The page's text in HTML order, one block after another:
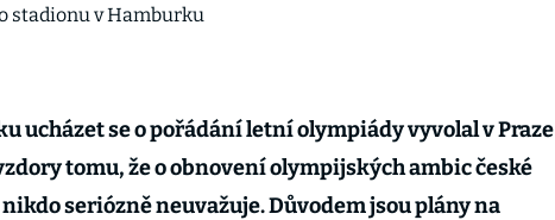
ucházet se o pořádání letní olympiády vyvolal v Praze
tomu, že o obnovení olympijských ambic české
seriózně neuvažuje. Důvodem jsou plány na